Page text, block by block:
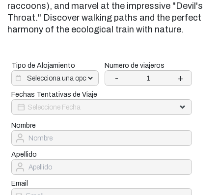
raccoons), and marvel at the impressive "Devil's
Throat." Discover walking paths and the perfect
harmony of the ecological train with nature.
Tipo de Alojamiento Numero de viajeros
- +
Fechas Tentativas de Viaje
Nombre
Apellido
Email